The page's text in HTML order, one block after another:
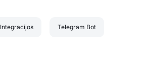
Integracijos Telegram Bot